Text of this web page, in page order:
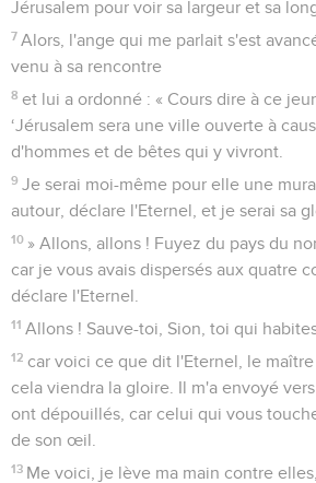
Jérusalem pour voir sa largeur et sa
7 Alors, l'ange qui me parlait s'est
venu à sa rencontre
8 et lui a ordonné : « Cours dire à ce
‘Jérusalem sera une ville ouverte à
d'hommes et de bêtes qui y vivront.
9 Je serai moi-même pour elle une
autour, déclare l'Eternel, et je serai sa
10 » Allons, allons ! Fuyez du pays du
car je vous avais dispersés aux quatre
déclare l'Eternel.
11 Allons ! Sauve-toi, Sion, toi qui
12 car voici ce que dit l'Eternel, le maître
cela viendra la gloire. Il m'a envoyé
ont dépouillés, car celui qui vous
de son œil.
13 Me voici, je lève ma main contre